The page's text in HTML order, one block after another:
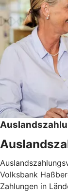
Volksbank
Zahlungen in